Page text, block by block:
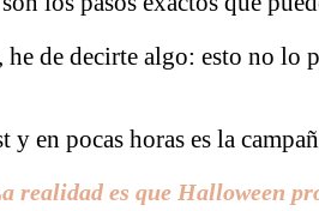
he de decirte algo: esto no lo
y en pocas horas es la
realidad es que Halloween